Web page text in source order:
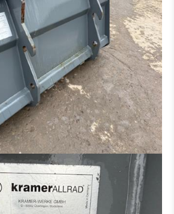
/ CONVERTISSEUR
BÉTON